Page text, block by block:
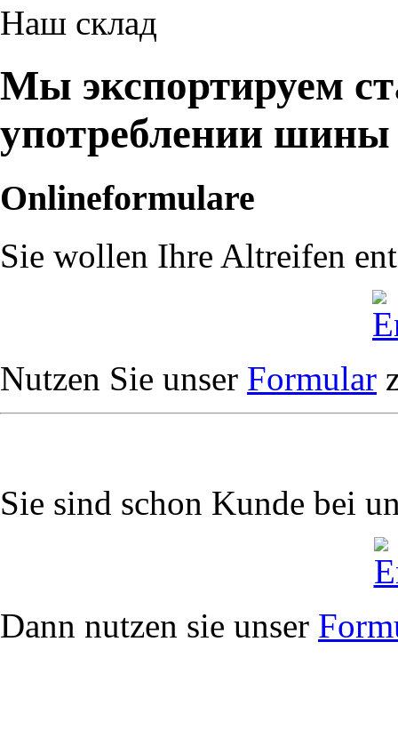
Наш склад
Мы экспортируем
употреблении шины
Onlineformulare
Sie wollen Ihre Altreifen
Nutzen Sie unser Formular
Sie sind schon Kunde bei
Dann nutzen sie unser